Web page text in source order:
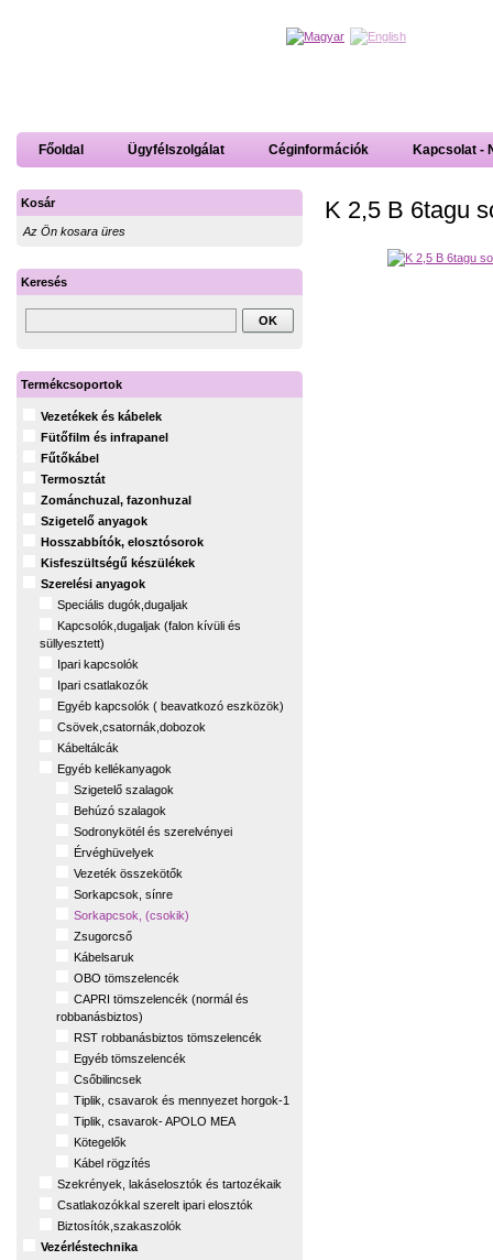
Főoldal Ügyfélszolgálat Céginformációk Kapcsolat -
K 2,5 B 6tagu
Kosár
Az Ön kosara üres
Keresés
Termékcsoportok
Vezetékek és kábelek
Fütőfilm és infrapanel
Fűtőkábel
Termosztát
Zománchuzal, fazonhuzal
Szigetelő anyagok
Hosszabbítók, elosztósorok
Kisfeszültségű készülékek
Szerelési anyagok
Speciális dugók,dugaljak
Kapcsolók,dugaljak (falon kívüli és
süllyesztett)
Ipari kapcsolók
Ipari csatlakozók
Egyéb kapcsolók ( beavatkozó eszközök)
Csövek,csatornák,dobozok
Kábeltálcák
Egyéb kellékanyagok
Szigetelő szalagok
Behúzó szalagok
Sodronykötél és szerelvényei
Érvéghüvelyek
Vezeték összekötők
Sorkapcsok, sínre
Sorkapcsok, (csokik)
Zsugorcső
Kábelsaruk
OBO tömszelencék
CAPRI tömszelencék (normál és
robbanásbiztos)
RST robbanásbiztos tömszelencék
Egyéb tömszelencék
Csőbilincsek
Tiplik, csavarok és mennyezet horgok-1
Tiplik, csavarok- APOLO MEA
Kötegelők
Kábel rögzítés
Szekrények, lakáselosztók és tartozékaik
Csatlakozókkal szerelt ipari elosztók
Biztosítók,szakaszolók
Vezérléstechnika